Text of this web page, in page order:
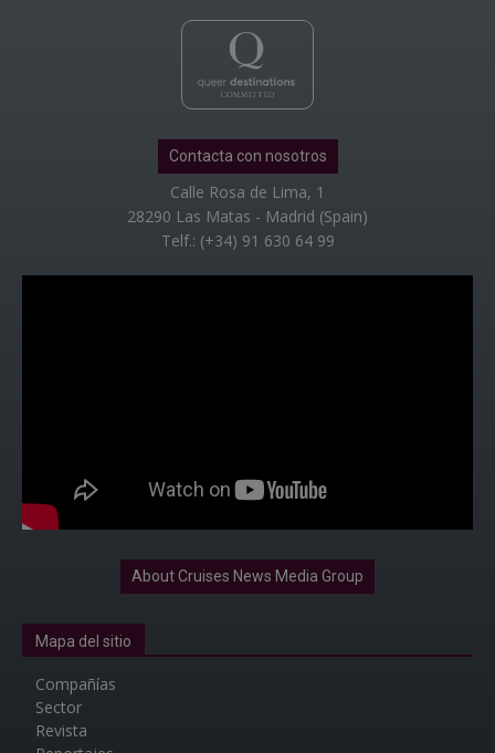
Contacta con nosotros
Calle Rosa de Lima, 1
28290 Las Matas - Madrid (Spain)
Telf.: (+34) 91 630 64 99
About Cruises News Media Group
Mapa del sitio
Compañías
Sector
Revista